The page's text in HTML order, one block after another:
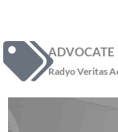
ADVOCATE
Radyo Veritas